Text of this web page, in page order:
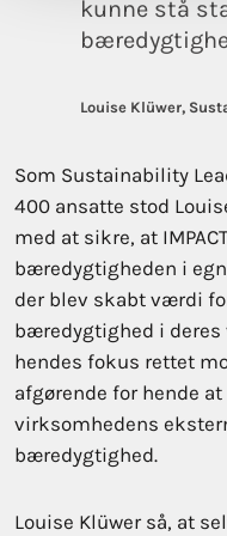
kunne stå
Louise Klüwer,
Som Sustainability
400 ansatte stod
med at sikre, at
bæredygtigheden i
der blev skabt værdi
bæredygtighed i
hendes fokus rettet
afgørende for hende
virksomhedens
bæredygtighed.
Louise Klüwer så, at